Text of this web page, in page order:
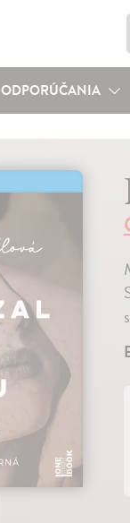
ODPORÚČANIA